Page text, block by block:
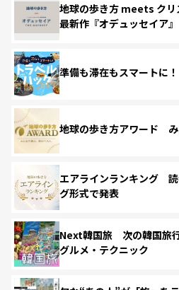
地球の歩き方 meets クリ
最新作『オデュッセイア』
準備も滞在もスマートに
地球の歩き方アワード み
エアラインランキング
グ形式で発表
Next韓国旅 次の韓国旅
グルメ・テクニック